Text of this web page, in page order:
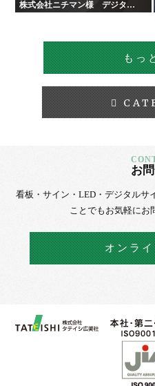
株式会社ニチマン様 デジタル
サイネージ
もっ
お
看板・サイン・LED・デジタルサ
ことでもお気軽にお
オンラ